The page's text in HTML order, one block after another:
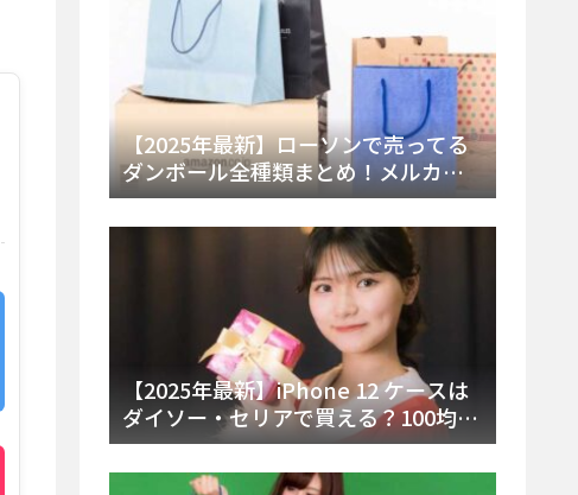
【2025年最新】ローソンで売ってる
ダンボール全種類まとめ！メルカリ
便・ゆうパック対応サイズと価格を
徹底解説
【2025年最新】iPhone 12 ケースは
ダイソー・セリアで買える？100均の
在庫状況と失敗しない選び方を徹底
解説！